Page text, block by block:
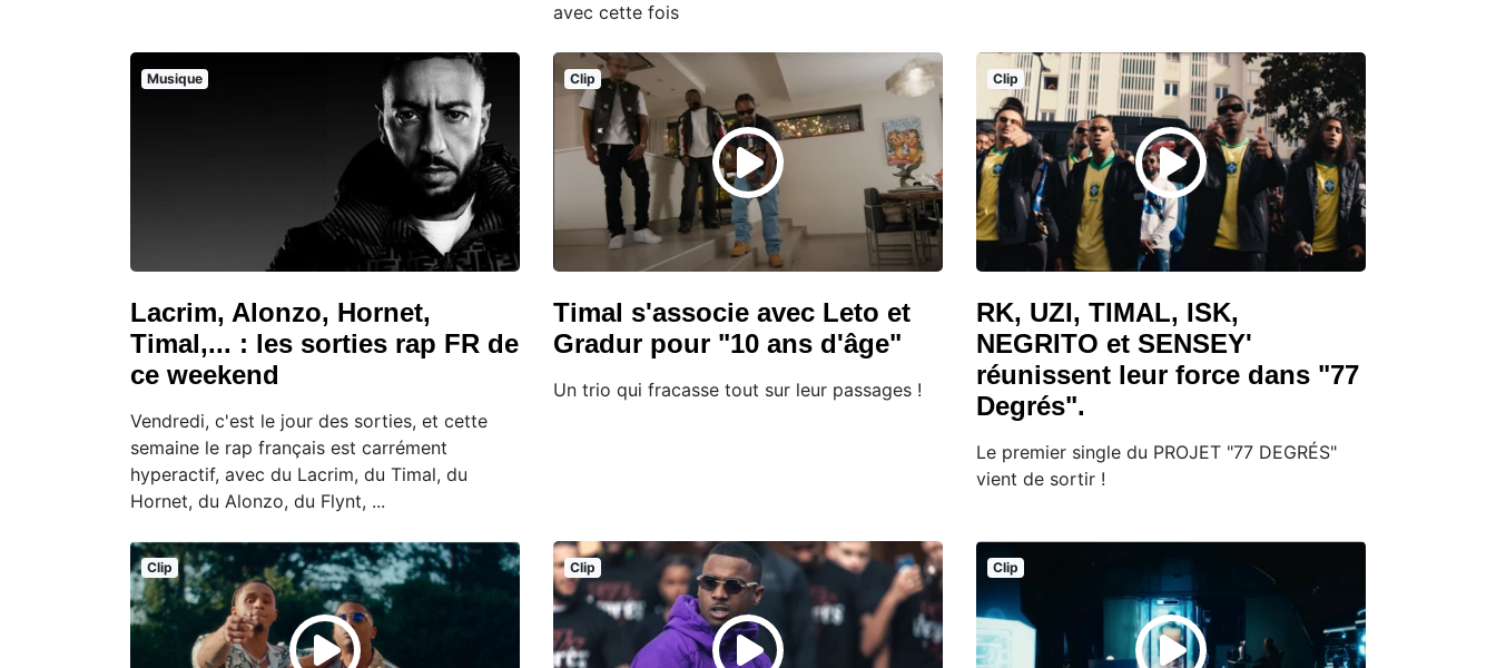
avec cette fois
Musique
Lacrim, Alonzo, Hornet,
Timal,... : les sorties rap FR de
ce weekend
Vendredi, c'est le jour des sorties, et cette
semaine le rap français est carrément
hyperactif, avec du Lacrim, du Timal, du
Hornet, du Alonzo, du Flynt, ...
Clip
Timal s'associe avec Leto et
Gradur pour "10 ans d'âge"
Un trio qui fracasse tout sur leur passages !
Clip
RK, UZI, TIMAL, ISK,
NEGRITO et SENSEY'
réunissent leur force dans "77
Degrés".
Le premier single du PROJET "77 DEGRÉS"
vient de sortir !
Clip Clip Clip